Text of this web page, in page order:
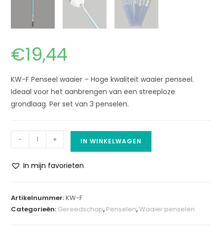
€19,44
KW-F Penseel waaier – Hoge kwaliteit waaier penseel.
Ideaal voor het aanbrengen van een streeploze
grondlaag. Per set van 3 penselen.
- + IN WINKELWAGEN
In mijn favorieten
t
e
Artikelnummer:KW-F
Categorieën: Gereedschap, Penselen,Waaier penselen